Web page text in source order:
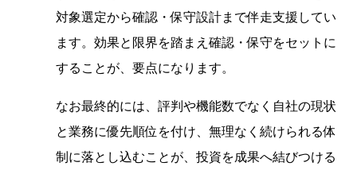
対象選定から確認・保守設計まで伴走支援してい
ます。効果と限界を踏まえ確認・保守をセットに
することが、要点になります。
なお最終的には、評判や機能数でなく自社の現状
と業務に優先順位を付け、無理なく続けられる体
制に落とし込むことが、投資を成果へ結びつける